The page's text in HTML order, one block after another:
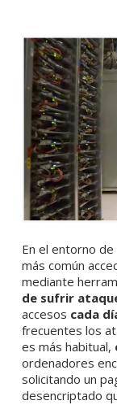
En el entorno
más común
mediante
de sufrir
accesos cada
frecuentes los
es más habitual,
ordenadores
solicitando un
desencriptado